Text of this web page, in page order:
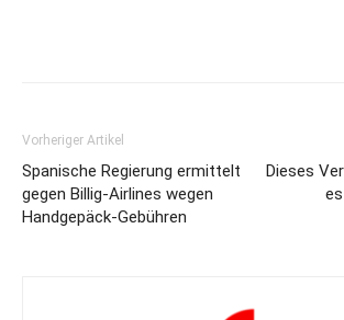
Vorheriger Artikel
Spanische Regierung ermittelt
gegen Billig-Airlines wegen
Handgepäck-Gebühren
Dieses